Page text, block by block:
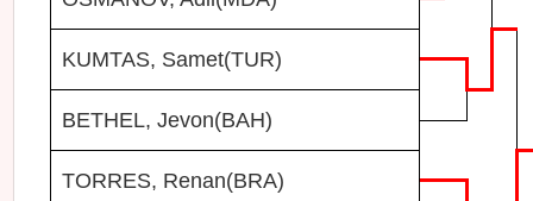
KUMTAS, Samet(TUR)
BETHEL, Jevon(BAH)
TORRES, Renan(BRA)